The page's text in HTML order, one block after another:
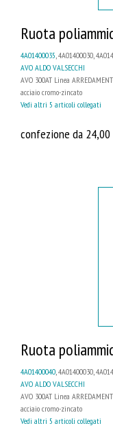
Ruota
4A01400035 , 4A01400030,
AVO ALDO VALSECCHI
AVO 300AT Linea
acciaio cromo-zincato
Vedi altri 5 articoli collegati
confezione da 24,00
Ruota
4A01400040, 4A01400030,
AVO ALDO VALSECCHI
AVO 300AT Linea
acciaio cromo-zincato
Vedi altri 5 articoli collegati